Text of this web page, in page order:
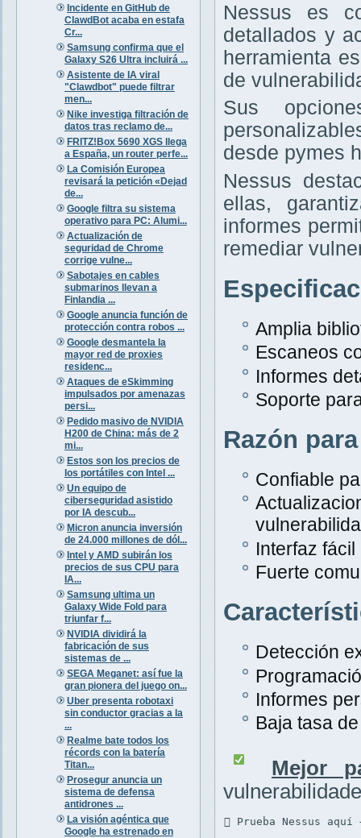
Incidente en GitHub de
ClawdBot acaba en estafa
Cr...
Samsung confirma que el
Galaxy S26 Ultra incluirá ...
Asistente de IA viral
"Clawdbot" puede filtrar
men...
Nike investiga filtración de
datos tras reclamo de...
FRITZ!Box 5690 XGS llega
a España, un router perfe...
La Comisión Europea
revisará la petición «Dejad
de...
Google filtra su sistema
operativo para PC: Alumi...
Actualización de
seguridad de Chrome
corrige vulne...
Sabotajes en cables
submarinos llevan a
Finlandia ...
Google anuncia función de
protección contra robos ...
Google desmantela la
mayor red de proxies
residenc...
Ataques de eSkimming
impulsados por amenazas
persi...
Pedido masivo de NVIDIA
H200 de China: más de 2
mi...
Estos son los precios de
los portátiles con Intel ...
Un equipo de
ciberseguridad asistido
por IA descub...
Micron anuncia inversión
de 24.000 millones de dól...
Intel y AMD subirán los
precios de sus CPU para
IA...
Samsung ultima un
Galaxy Wide Fold para
triunfar f...
NVIDIA dividirá la
fabricación de sus
sistemas de ...
SEGA Meganet: así fue la
gran pionera del juego on...
Uber presenta robotaxi
sin conductor gracias a la
...
Realme bate todos los
récords con la batería
Titan...
Prosegur anuncia un
sistema de defensa
antidrones ...
La visión agéntica que
Google ha estrenado en
Nessus es
detallados y
herramienta
de
Sus
desde pymes
Nessus
ellas,
informes
remediar
Amplia
Escaneos
Informes
Soporte
Razón
Confiable
Interfaz
Fuerte
Detección
Informes
Baja tasa
Mejor
 Prueba Nessus aquí